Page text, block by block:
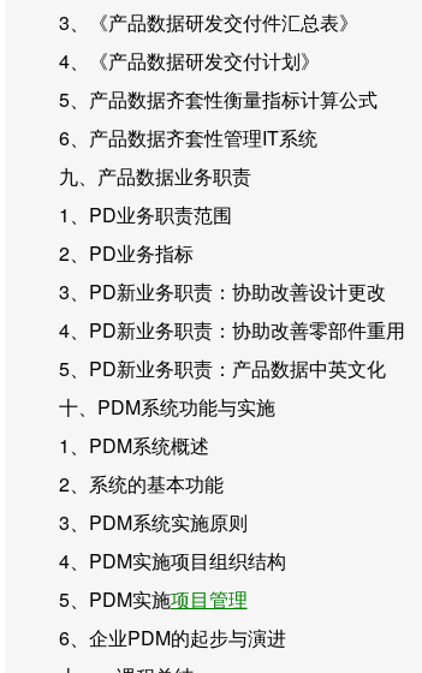
3、《产品数据研发交付件汇总表》
4、《产品数据研发交付计划》
5、产品数据齐套性衡量指标计算公式
6、产品数据齐套性管理IT系统
九、产品数据业务职责
1、PD业务职责范围
2、PD业务指标
3、PD新业务职责：协助改善设计更改
4、PD新业务职责：协助改善零部件重用
5、PD新业务职责：产品数据中英文化
十、PDM系统功能与实施
1、PDM系统概述
2、系统的基本功能
3、PDM系统实施原则
4、PDM实施项目组织结构
5、PDM实施项目管理
6、企业PDM的起步与演进